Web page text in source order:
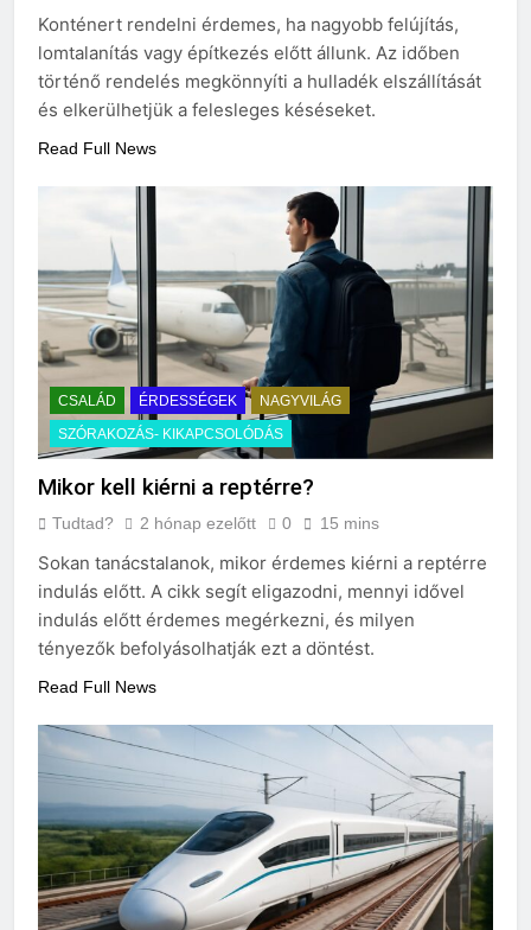
3 Nap Ezelőtt
Konténert rendelni érdemes, ha nagyobb felújítás,
lomtalanítás vagy építkezés előtt állunk. Az időben
történő rendelés megkönnyíti a hulladék elszállítását
és elkerülhetjük a felesleges késéseket.
Read Full News
CSALÁD ÉRDESSÉGEK
NAGYVILÁG
SZÓRAKOZÁS- KIKAPCSOLÓDÁS
Mikor kell kiérni a reptérre?
Tudtad? 2 hónap ezelőtt 0 15 mins
Sokan tanácstalanok, mikor érdemes kiérni a reptérre
indulás előtt. A cikk segít eligazodni, mennyi idővel
indulás előtt érdemes megérkezni, és milyen
tényezők befolyásolhatják ezt a döntést.
Read Full News